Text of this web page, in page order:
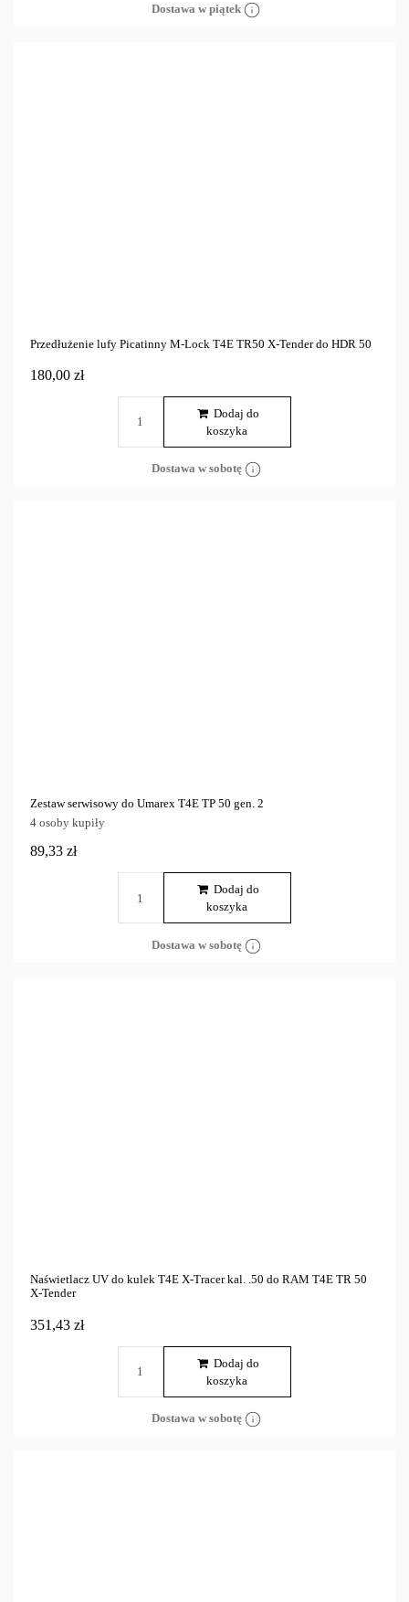
Dostawa w piątek
Przedłużenie lufy Picatinny M-Lock T4E TR50 X-Tender do HDR 50
180,00 zł
Dodaj do
koszyka
Dostawa w sobotę
Zestaw serwisowy do Umarex T4E TP 50 gen. 2
4 osoby kupiły
89,33 zł
Dodaj do
koszyka
Dostawa w sobotę
Naświetlacz UV do kulek T4E X-Tracer kal. .50 do RAM T4E TR 50
X-Tender
351,43 zł
Dodaj do
koszyka
Dostawa w sobotę